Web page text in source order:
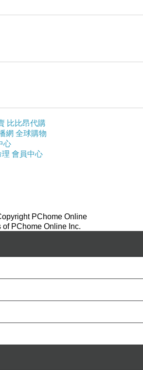
比比昂代購
網 全球購物
心
理 會員中心
PChome Online
PChome Online Inc.